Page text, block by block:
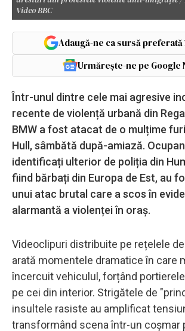
Video BBC
Adaugă-ne ca sursă preferată
Urmărește-ne pe Google
Într-unul dintre cele mai agresive
recente de violență urbană din
BMW a fost atacat de o mulțime
Hull, sâmbătă după-amiază.
identificați ulterior de poliția din
fiind bărbați din Europa de Est, au
unui atac brutal care a scos în
alarmantă a violenței în oraș.
Videoclipuri distribuite pe rețelele
arată momentele dramatice în care
încercuit vehiculul, forțând
pe cei din interior. Strigătele de
insultele rasiste au amplificat
transformând scena într-un coșmar